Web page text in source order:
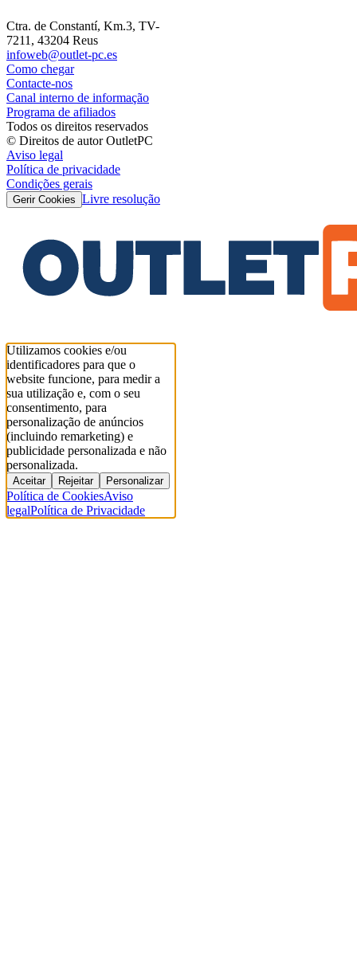
Ctra. de Constantí, Km.3, TV-
7211, 43204 Reus
infoweb@outlet-pc.es
Como chegar
Contacte-nos
Canal interno de informação
Programa de afiliados
Todos os direitos reservados
© Direitos de autor OutletPC
Aviso legal
Política de privacidade
Condições gerais
Gerir Cookies Livre resolução
Utilizamos cookies e/ou
identificadores para que o
website funcione, para medir a
sua utilização e, com o seu
consentimento, para
personalização de anúncios
(incluindo remarketing) e
publicidade personalizada e não
personalizada.
Aceitar Rejeitar Personalizar
Política de CookiesAviso
legalPolítica de Privacidade